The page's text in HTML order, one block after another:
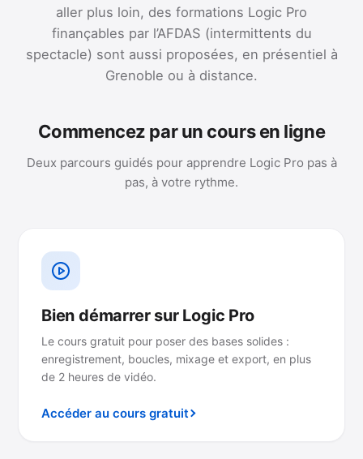
aller plus loin, des formations Logic Pro
finançables par l’AFDAS (intermittents du
spectacle) sont aussi proposées, en présentiel à
Grenoble ou à distance.
Commencez par un cours en ligne
Deux parcours guidés pour apprendre Logic Pro pas à
pas, à votre rythme.
Bien démarrer sur Logic Pro
Le cours gratuit pour poser des bases solides :
enregistrement, boucles, mixage et export, en plus
de 2 heures de vidéo.
Accéder au cours gratuit